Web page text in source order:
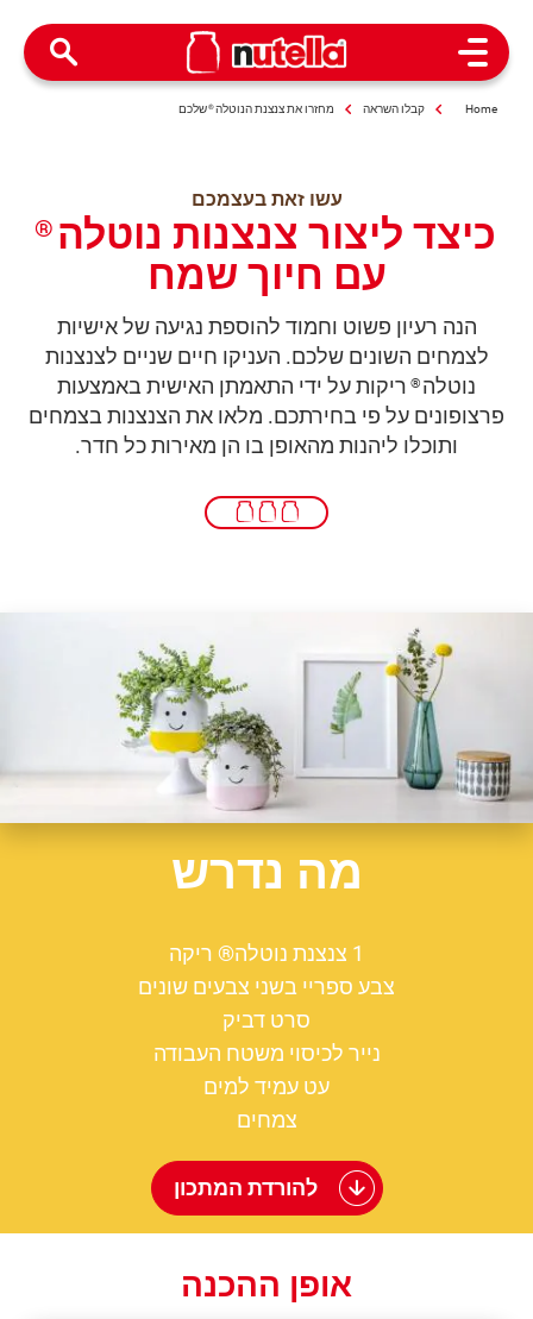
Home קבלו השראה מחזרו את צנצנת הנוטלה®שלכם
עשו זאת בעצמכם
כיצד ליצור צנצנות נוטלה ®
עם חיוך שמח
הנה רעיון פשוט וחמוד להוספת נגיעה של אישיות
לצמחים השונים שלכם. העניקו חיים שניים לצנצנות
נוטלה ®ריקות על ידי התאמתן האישית באמצעות
פרצופונים על פי בחירתכם. מלאו את הצנצנות בצמחים
ותוכלו ליהנות מהאופן בו הן מאירות כל חדר.
מה נדרש
1 צנצנת נוטלה® ריקה
צבע ספריי בשני צבעים שונים
סרט דביק
נייר לכיסוי משטח העבודה
עט עמיד למים
צמחים
להורדת המתכון
אופן ההכנה